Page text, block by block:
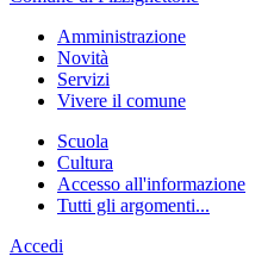
Amministrazione
Novità
Servizi
Vivere il comune
Scuola
Cultura
Accesso all'informazione
Tutti gli argomenti...
Accedi